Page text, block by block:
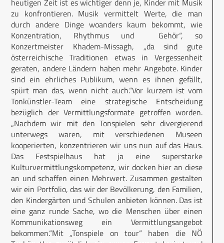
heutigen Zeit ist es wichtiger denn je, Kinder mit Musik
zu konfrontieren. Musik vermittelt Werte, die man
durch andere Dinge woanders kaum bekommt, wie
Konzentration, Rhythmus und Gehör“, so
Konzertmeister Khadem-Missagh, „da sind gute
österreichische Traditionen etwas in Vergessenheit
geraten, andere Ländern haben mehr Angebote. Kinder
sind ein ehrliches Publikum, wenn es ihnen gefällt,
spürt man das, wenn nicht auch.“Vor kurzem ist vom
Tonkünstler-Team eine strategische Entscheidung
bezüglich der Vermittlungsformate getroffen worden.
„Nachdem wir mit den Tonspielen sehr divergierend
unterwegs waren, mit verschiedenen Museen
kooperierten, konzentrieren wir uns nun auf das Haus.
Das Festspielhaus hat ja eine superstarke
Kulturvermittlungskompetenz, wir docken hier an diese
an und schaffen einen Mehrwert. Zusammen gestalten
wir ein Portfolio, das wir der Bevölkerung, den Familien,
den Kindergärten und Schulen anbieten können. Das ist
eine ganz runde Sache, wo die Menschen über einen
Kommunikationsweg ein Vermittlungsangebot
bekommen.“Mit „Tonspiele on tour“ haben die NÖ